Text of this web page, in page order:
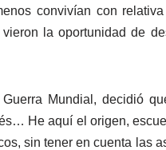
convivían con
la oportunidad de
Mundial, decidió
He aquí el origen,
sin tener en cuenta las